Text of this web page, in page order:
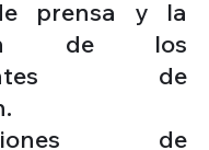
prensa y la
de los
de
de